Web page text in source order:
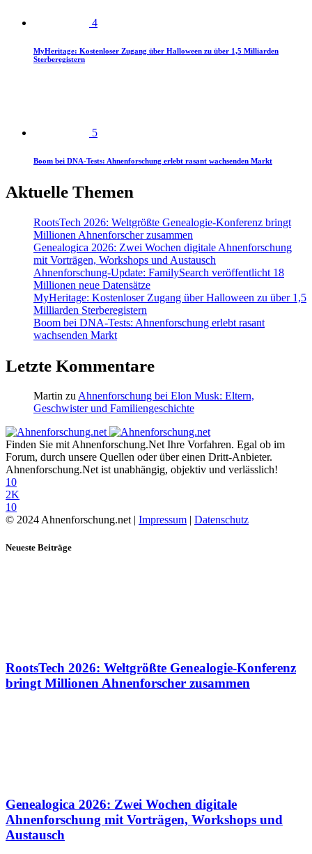
4
MyHeritage: Kostenloser Zugang über Halloween zu über 1,5 Milliarden
Sterberegistern
5
Boom bei DNA-Tests: Ahnenforschung erlebt rasant wachsenden Markt
Aktuelle Themen
RootsTech 2026: Weltgrößte Genealogie-Konferenz bringt
Millionen Ahnenforscher zusammen
Genealogica 2026: Zwei Wochen digitale Ahnenforschung
mit Vorträgen, Workshops und Austausch
Ahnenforschung-Update: FamilySearch veröffentlicht 18
Millionen neue Datensätze
MyHeritage: Kostenloser Zugang über Halloween zu über 1,5
Milliarden Sterberegistern
Boom bei DNA-Tests: Ahnenforschung erlebt rasant
wachsenden Markt
Letzte Kommentare
Martin zuAhnenforschung bei Elon Musk: Eltern,
Geschwister und Familiengeschichte
Finden Sie mit Ahnenforschung.Net Ihre Vorfahren. Egal ob im
Forum, durch unsere Quellen oder über einen Dritt-Anbieter.
Ahnenforschung.Net ist unabhängig, objektiv und verlässlich!
10
2K
10
© 2024 Ahnenforschung.net | Impressum | Datenschutz
Neueste Beiträge
RootsTech 2026: Weltgrößte Genealogie-Konferenz
bringt Millionen Ahnenforscher zusammen
Genealogica 2026: Zwei Wochen digitale
Ahnenforschung mit Vorträgen, Workshops und
Austausch